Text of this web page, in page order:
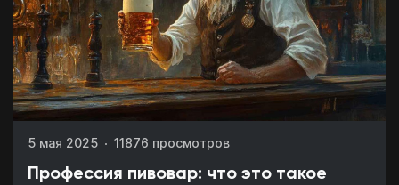
5 мая 2025 11876 просмотров
Профессия пивовар: что это такое